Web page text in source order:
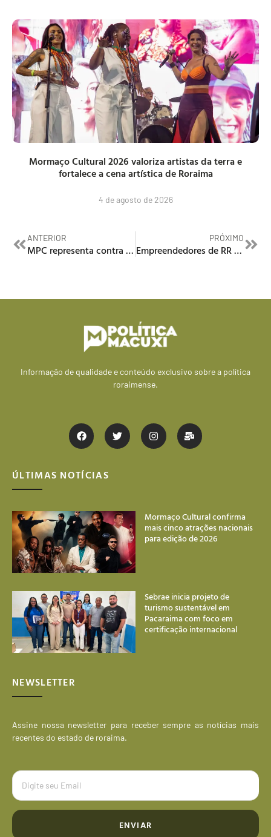
Mormaço Cultural 2026 valoriza artistas da terra e
fortalece a cena artística de Roraima
4 de agosto de 2026
ANTERIOR
MPC representa contra servidor e Presidente do Iteraima por concessão indevida de benefícios
PRÓXIMO
Empreendedores de RR têm oportunidade única no Arnold Sports Festival South América 2025
Informação de qualidade e conteúdo exclusivo sobre a política
roraimense.
ÚLTIMAS NOTÍCIAS
Mormaço Cultural confirma
mais cinco atrações nacionais
para edição de 2026
Sebrae inicia projeto de
turismo sustentável em
Pacaraima com foco em
certificação internacional
NEWSLETTER
Assine nossa newsletter para receber sempre as notícias mais
recentes do estado de roraima.
ENVIAR